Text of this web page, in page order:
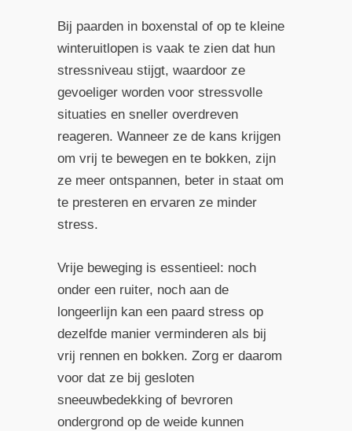
Bij paarden in boxenstal of op te kleine
winteruitlopen is vaak te zien dat hun
stressniveau stijgt, waardoor ze
gevoeliger worden voor stressvolle
situaties en sneller overdreven
reageren. Wanneer ze de kans krijgen
om vrij te bewegen en te bokken, zijn
ze meer ontspannen, beter in staat om
te presteren en ervaren ze minder
stress.
Vrije beweging is essentieel: noch
onder een ruiter, noch aan de
longeerlijn kan een paard stress op
dezelfde manier verminderen als bij
vrij rennen en bokken. Zorg er daarom
voor dat ze bij gesloten
sneeuwbedekking of bevroren
ondergrond op de weide kunnen